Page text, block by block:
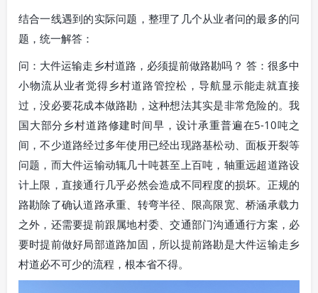
结合一线遇到的实际问题，整理了几个从业者问的最多的问
题，统一解答：
问：大件运输走乡村道路，必须提前做路勘吗？ 答：很多中
小物流从业者觉得乡村道路管控松，导航显示能走就直接
过，没必要花成本做路勘，这种想法其实是非常危险的。我
国大部分乡村道路修建时间早，设计承重普遍在5-10吨之
间，不少道路经过多年使用已经出现路基松动、面板开裂等
问题，而大件运输动辄几十吨甚至上百吨，轴重远超道路设
计上限，直接通行几乎必然会造成不同程度的损坏。正规的
路勘除了确认道路承重、转弯半径、限高限宽、桥涵承载力
之外，还需要提前跟属地村委、交通部门沟通通行方案，必
要时提前做好局部道路加固，所以提前路勘是大件运输走乡
村道必不可少的流程，根本省不得。